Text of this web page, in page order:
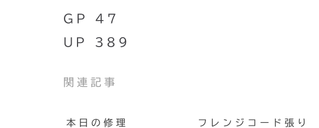
GP 47
UP 389
関連記事
本日の修理
フレンジコード張り